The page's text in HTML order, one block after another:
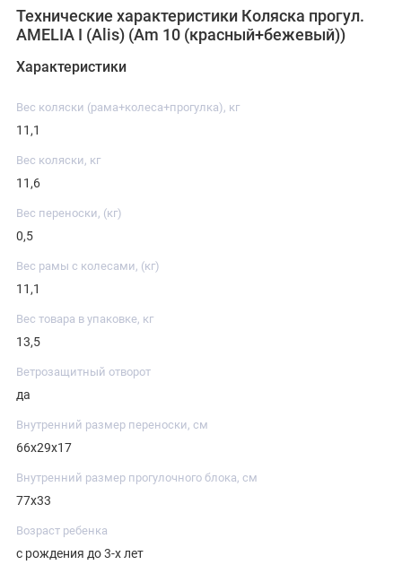
Технические характеристики Коляска прогул.
AMELIA I (Alis) (Am 10 (красный+бежевый))
Характеристики
Вес коляски (рама+колеса+прогулка), кг
11,1
Вес коляски, кг
11,6
Вес переноски, (кг)
0,5
Вес рамы с колесами, (кг)
11,1
Вес товара в упаковке, кг
13,5
Ветрозащитный отворот
да
Внутренний размер переноски, см
66х29х17
Внутренний размер прогулочного блока, см
77х33
Возраст ребенка
с рождения до 3-х лет